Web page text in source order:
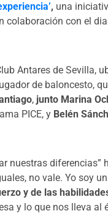
, una
colaboración con el
Antares de Sevilla,
de baloncesto,
, junto Marina
PICE, y Belén
nuestras diferencias”
no vale. Yo soy
y de las
y lo que nos lleva al